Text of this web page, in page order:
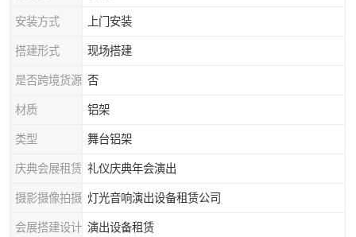
安装方式 上门安装
搭建形式 现场搭建
是否跨境货源 否
材质 铝架
类型 舞台铝架
庆典会展租赁 礼仪庆典年会演出
摄影摄像拍摄 灯光音响演出设备租赁公司
会展搭建设计 演出设备租赁